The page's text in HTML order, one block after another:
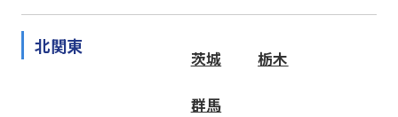
北関東
茨城 栃木
群馬